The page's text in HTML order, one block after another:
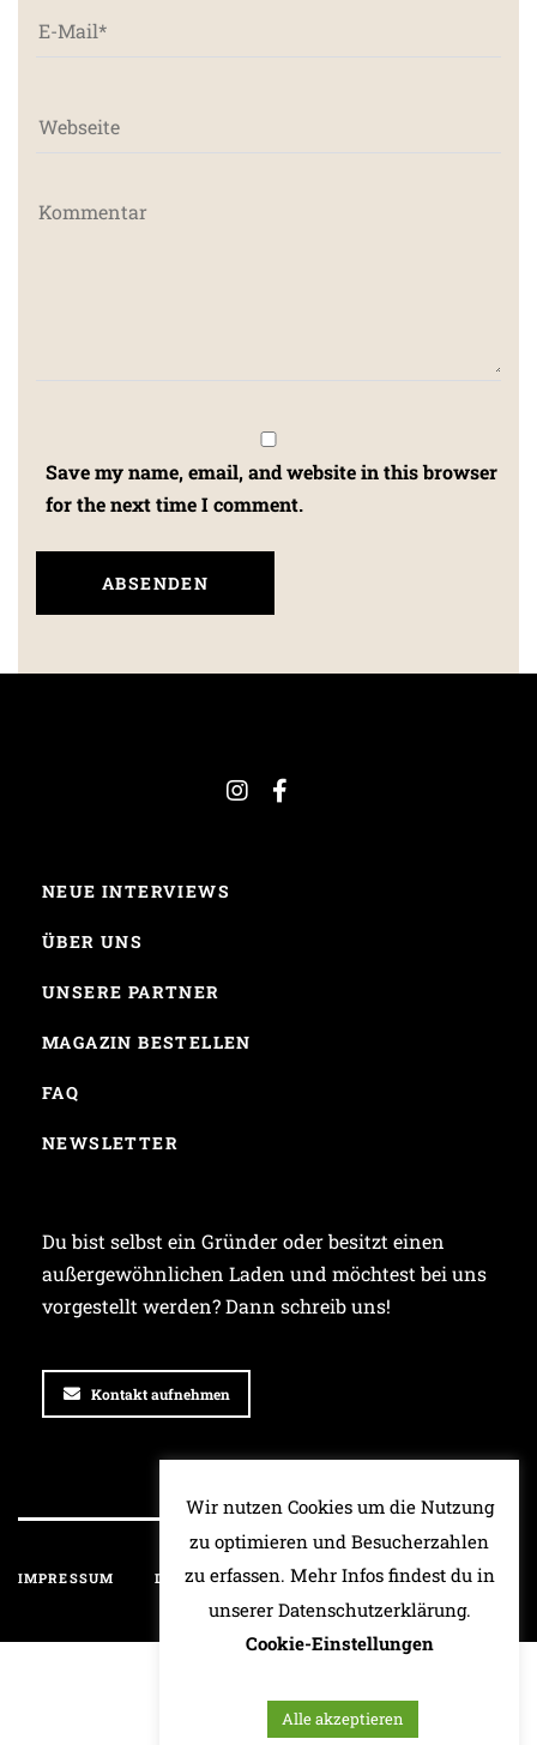
Save my name, email, and website in this browser
for the next time I comment.
NEUE INTERVIEWS
ÜBER UNS
UNSERE PARTNER
MAGAZIN BESTELLEN
FAQ
NEWSLETTER
Du bist selbst ein Gründer oder besitzt einen
außergewöhnlichen Laden und möchtest bei uns
vorgestellt werden? Dann schreib uns!
Kontakt aufnehmen
IMPRESSUM DATENSCHUTZ HAFTUNGSAUSSCHLUSS
Wir nutzen Cookies um die Nutzung
zu optimieren und Besucherzahlen
zu erfassen. Mehr Infos findest du in
unserer Datenschutzerklärung.
Cookie-Einstellungen
Alle akzeptieren